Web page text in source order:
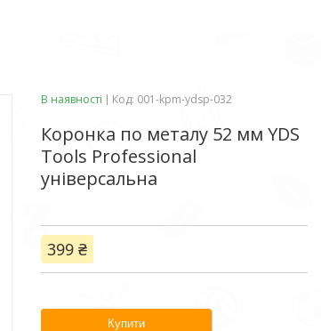
В наявності Код: 001-kpm-ydsp-032
Коронка по металу 52 мм YDS
Tools Professional
універсальна
399 ₴
Купити